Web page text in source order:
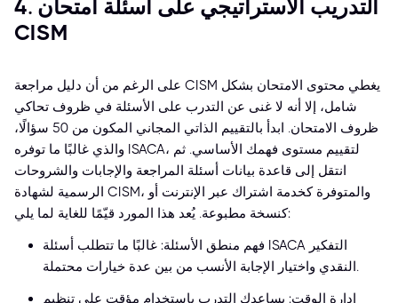
4. التدريب الاستراتيجي على أسئلة امتحان
CISM
على الرغم من أن دليل مراجعة CISM يغطي محتوى الامتحان بشكل
شامل، إلا أنه لا غنى عن التدرب على الأسئلة في ظروف تحاكي
ظروف الامتحان. ابدأ بالتقييم الذاتي المجاني المكون من 50 سؤالًا،
والذي غالبًا ما توفره ISACA، لتقييم مستوى فهمك الأساسي. ثم
انتقل إلى قاعدة بيانات أسئلة المراجعة والإجابات والشروحات
الرسمية لشهادة CISM، والمتوفرة كخدمة اشتراك عبر الإنترنت أو
كنسخة مطبوعة. يُعد هذا المورد قيّمًا للغاية لما يلي:
فهم منطق الأسئلة: غالبًا ما تتطلب أسئلة ISACA التفكير
النقدي واختيار الإجابة الأنسب من بين عدة خيارات محتملة.
إدارة الوقت: يساعدك التدرب باستخدام مؤقت على تنظيم